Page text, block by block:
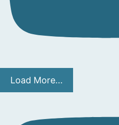
Load More...